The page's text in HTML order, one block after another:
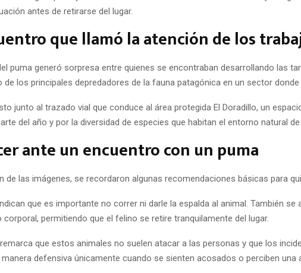
antes de retirarse del lugar.
que llamó la atención de los
puma generó sorpresa entre quienes se encontraban desarrollando las
de los principales depredadores de la fauna patagónica en un sector
junto al trazado vial que conduce al área protegida El Doradillo, un
del año y por la diversidad de especies que habitan el entorno natural
ante un encuentro con un puma
de las imágenes, se recordaron algunas recomendaciones básicas para
que es importante no correr ni darle la espalda al animal. También
permitiendo que el felino se retire tranquilamente del lugar.
que estos animales no suelen atacar a las personas y que los
defensiva únicamente cuando se sienten acosados o perciben una